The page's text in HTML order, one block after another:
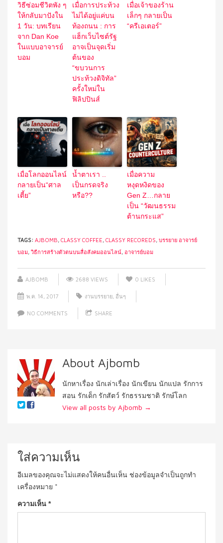
วิธีซ่อมชีวิตพัง ๆ
ให้กลับมาปังใน
1 วัน: บทเรียน
จาก Dan Koe
ในแบบอาจารย์
บอม
เมื่อการประท้วง
ไม่ได้อยู่แค่บน
ท้องถนน : การ
แฮ็กเว็บไซต์รัฐ
อาจเป็นจุดเริ่ม
ต้นของ
“ขบวนการ
ประท้วงดิจิทัล”
ครั้งใหม่ใน
ฟิลิปปินส์
เมื่อเจ้าของร้าน
เล็กๆ กลายเป็น
“ครีเอเตอร์”
เมื่อโลกออนไลน์
กลายเป็น“ศาล
เตี้ย”
น้ำตาเรา ..
เป็นกรดจริง
หรือ??
เมื่อความ
หงุดหงิดของ
Gen Z…กลาย
เป็น “วัฒนธรรม
ต้านกระแส”
TAGS: AJBOMB, CLASSY COFFEE, CLASSY RECOREDS, บรรยาย อาจารย์
บอม, วิธีการสร้างตัวตนบนสื่อสังคมออนไลน์, อาจารย์บอม
AJBOMB 2688 VIEWS 0 LIKES
พ.ค. 14, 2017 งานบรรยาย อื่นๆ
NO COMMENTS SHARE
About Ajbomb
นักหาเรื่อง นักเล่าเรื่อง นักเขียน นักแปล รักการ
สอน รักเด็ก รักสัตว์ รักธรรมชาติ รักษ์โลก
View all posts by Ajbomb →
ใส่ความเห็น
อีเมลของคุณจะไม่แสดงให้คนอื่นเห็น ช่องข้อมูลจำเป็นถูกทำ
เครื่องหมาย *
ความเห็น *